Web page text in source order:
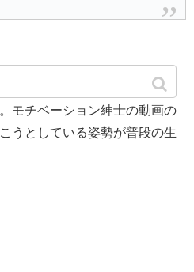
いといっていることから 知識
モチベーション紳士の動画の
うとしている姿勢が普段の生